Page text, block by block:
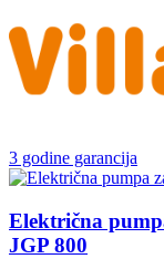
3 godine garancija
Električna
JGP 800